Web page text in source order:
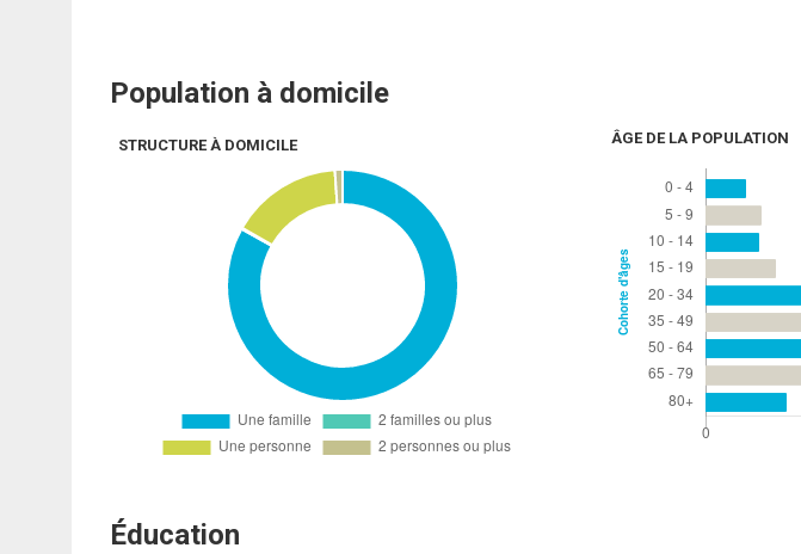
Population à domicile
STRUCTURE À DOMICILE ÂGE DE LA POPULATION
Éducation